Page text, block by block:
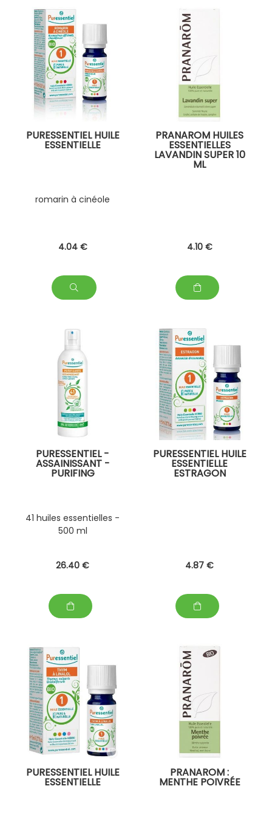
PURESSENTIEL HUILE
ESSENTIELLE
romarin à cinéole
4.04 €
PRANAROM HUILES
ESSENTIELLES
LAVANDIN SUPER 10
ML
4.10 €
PURESSENTIEL -
ASSAINISSANT -
PURIFING
41 huiles essentielles -
500 ml
26.40 €
PURESSENTIEL HUILE
ESSENTIELLE
ESTRAGON
4.87 €
PURESSENTIEL HUILE
ESSENTIELLE
PRANAROM :
MENTHE POIVRÉE